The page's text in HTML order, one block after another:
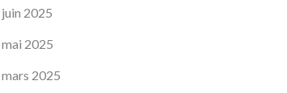
juin 2025
mai 2025
mars 2025